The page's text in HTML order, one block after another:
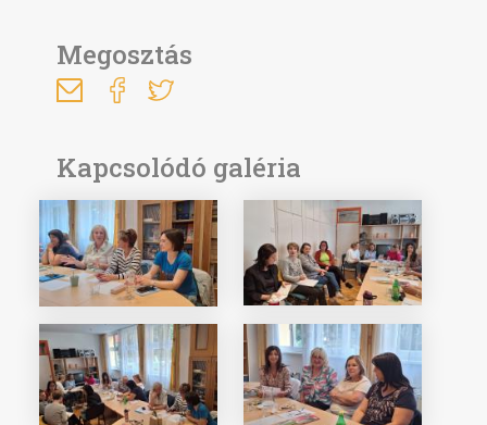
Megosztás
Kapcsolódó galéria